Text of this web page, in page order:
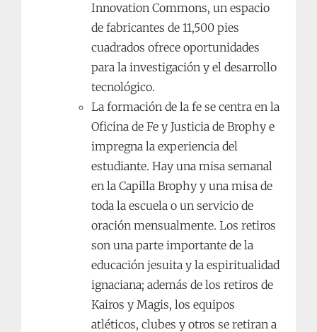
Innovation Commons, un espacio
de fabricantes de 11,500 pies
cuadrados ofrece oportunidades
para la investigación y el desarrollo
tecnológico.
La formación de la fe se centra en la
Oficina de Fe y Justicia de Brophy e
impregna la experiencia del
estudiante. Hay una misa semanal
en la Capilla Brophy y una misa de
toda la escuela o un servicio de
oración mensualmente. Los retiros
son una parte importante de la
educación jesuita y la espiritualidad
ignaciana; además de los retiros de
Kairos y Magis, los equipos
atléticos, clubes y otros se retiran a